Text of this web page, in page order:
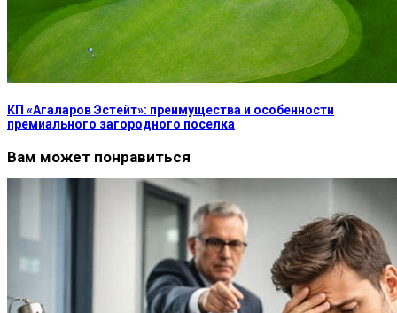
КП «Агаларов Эстейт»: преимущества и особенности
премиального загородного поселка
Вам может понравиться